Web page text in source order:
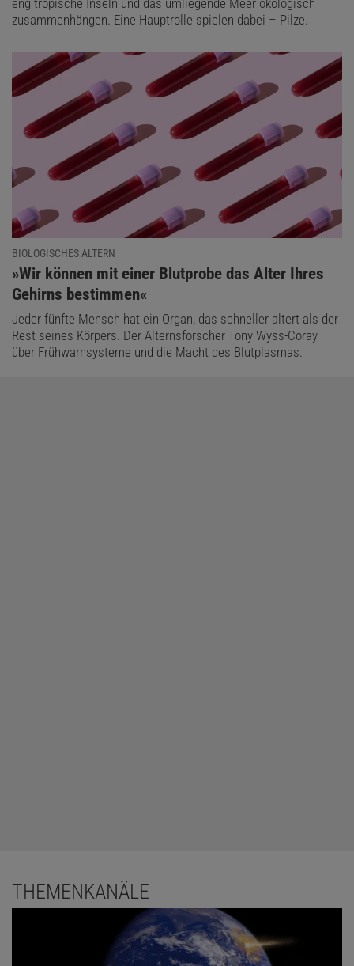
zusammenhängen. Eine Hauptrolle spielen dabei – Pilze.
BIOLOGISCHES ALTERN
:
»Wir können mit einer Blutprobe das Alter Ihres
Gehirns bestimmen«
Jeder fünfte Mensch hat ein Organ, das schneller altert als der
Rest seines Körpers. Der Alternsforscher Tony Wyss-Coray
über Frühwarnsysteme und die Macht des Blutplasmas.
THEMENKANÄLE